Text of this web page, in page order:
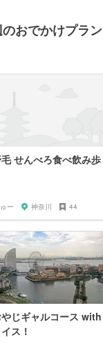
おでかけプラン
せんべろ食べ飲み歩
ー 神奈川 44
じギャルコース with
ス！